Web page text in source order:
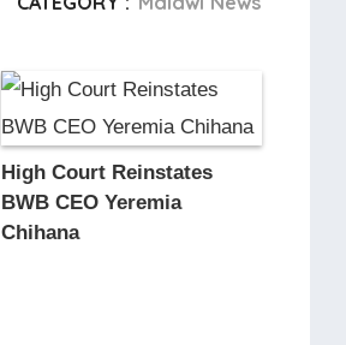
High Court Reinstates
BWB CEO Yeremia
Chihana